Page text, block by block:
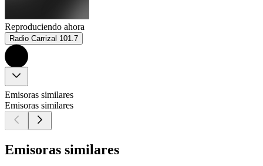
Reproduciendo ahora
Radio Carrizal 101.7
Emisoras similares
Emisoras similares
Emisoras similares